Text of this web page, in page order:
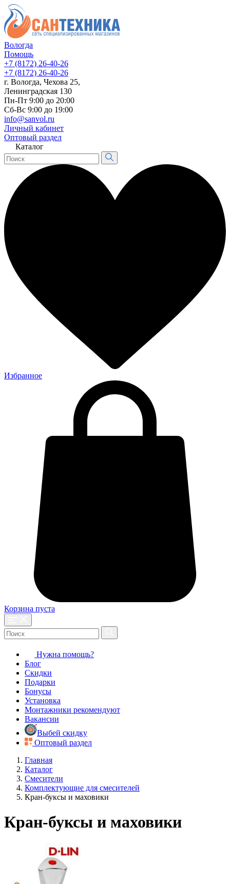
Вологда
Помощь
+7 (8172) 26-40-26
+7 (8172) 26-40-26
г. Вологда, Чехова 25,
Ленинградская 130
Пн-Пт 9:00 до 20:00
Сб-Вс 9:00 до 19:00
info@sanvol.ru
Личный кабинет
Оптовый раздел
Каталог
Избранное
Корзина пуста
Нужна помощь?
Блог
Скидки
Подарки
Бонусы
Установка
Монтажники рекомендуют
Вакансии
Выбей скидку
Оптовый раздел
Главная
Каталог
Смесители
Комплектующие для смесителей
Кран-буксы и маховики
Кран-буксы и маховики